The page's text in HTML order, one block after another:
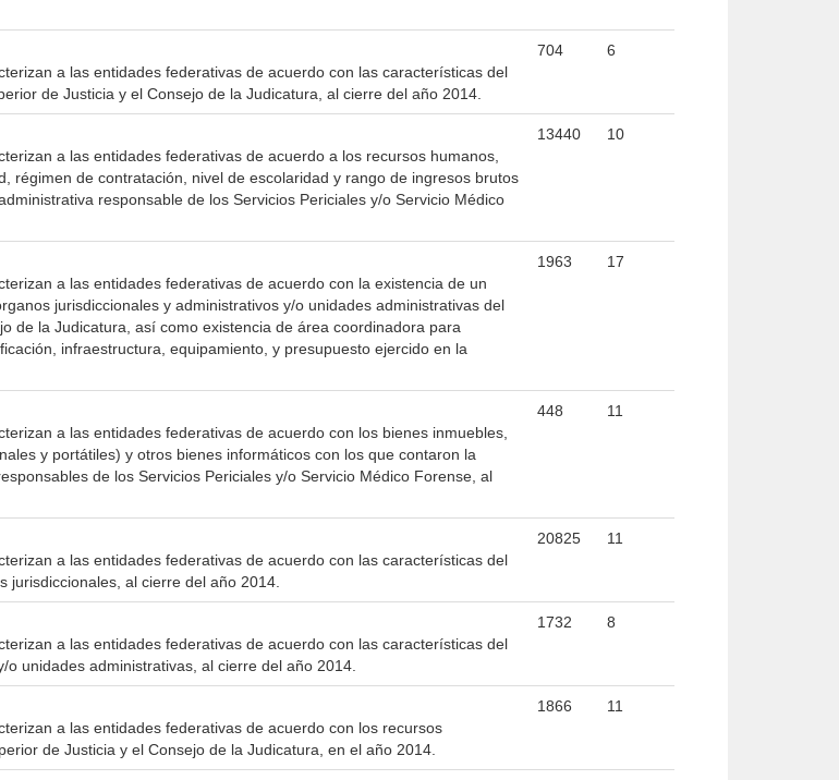
a las entidades federativas de acuerdo con las características del
de Justicia y el Consejo de la Judicatura, al cierre del año 2014.
704 6
a las entidades federativas de acuerdo a los recursos humanos,
régimen de contratación, nivel de escolaridad y rango de ingresos brutos
responsable de los Servicios Periciales y/o Servicio Médico
13440 10
a las entidades federativas de acuerdo con la existencia de un
jurisdiccionales y administrativos y/o unidades administrativas del
de la Judicatura, así como existencia de área coordinadora para
infraestructura, equipamiento, y presupuesto ejercido en la
1963 17
a las entidades federativas de acuerdo con los bienes inmuebles,
y portátiles) y otros bienes informáticos con los que contaron la
de los Servicios Periciales y/o Servicio Médico Forense, al
448 11
a las entidades federativas de acuerdo con las características del
jurisdiccionales, al cierre del año 2014.
20825 11
a las entidades federativas de acuerdo con las características del
unidades administrativas, al cierre del año 2014.
1732 8
a las entidades federativas de acuerdo con los recursos
de Justicia y el Consejo de la Judicatura, en el año 2014.
1866 11